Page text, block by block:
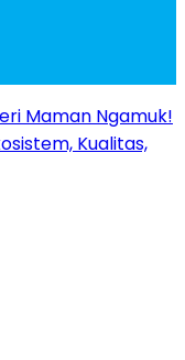
Maman Ngamuk!
Kualitas,